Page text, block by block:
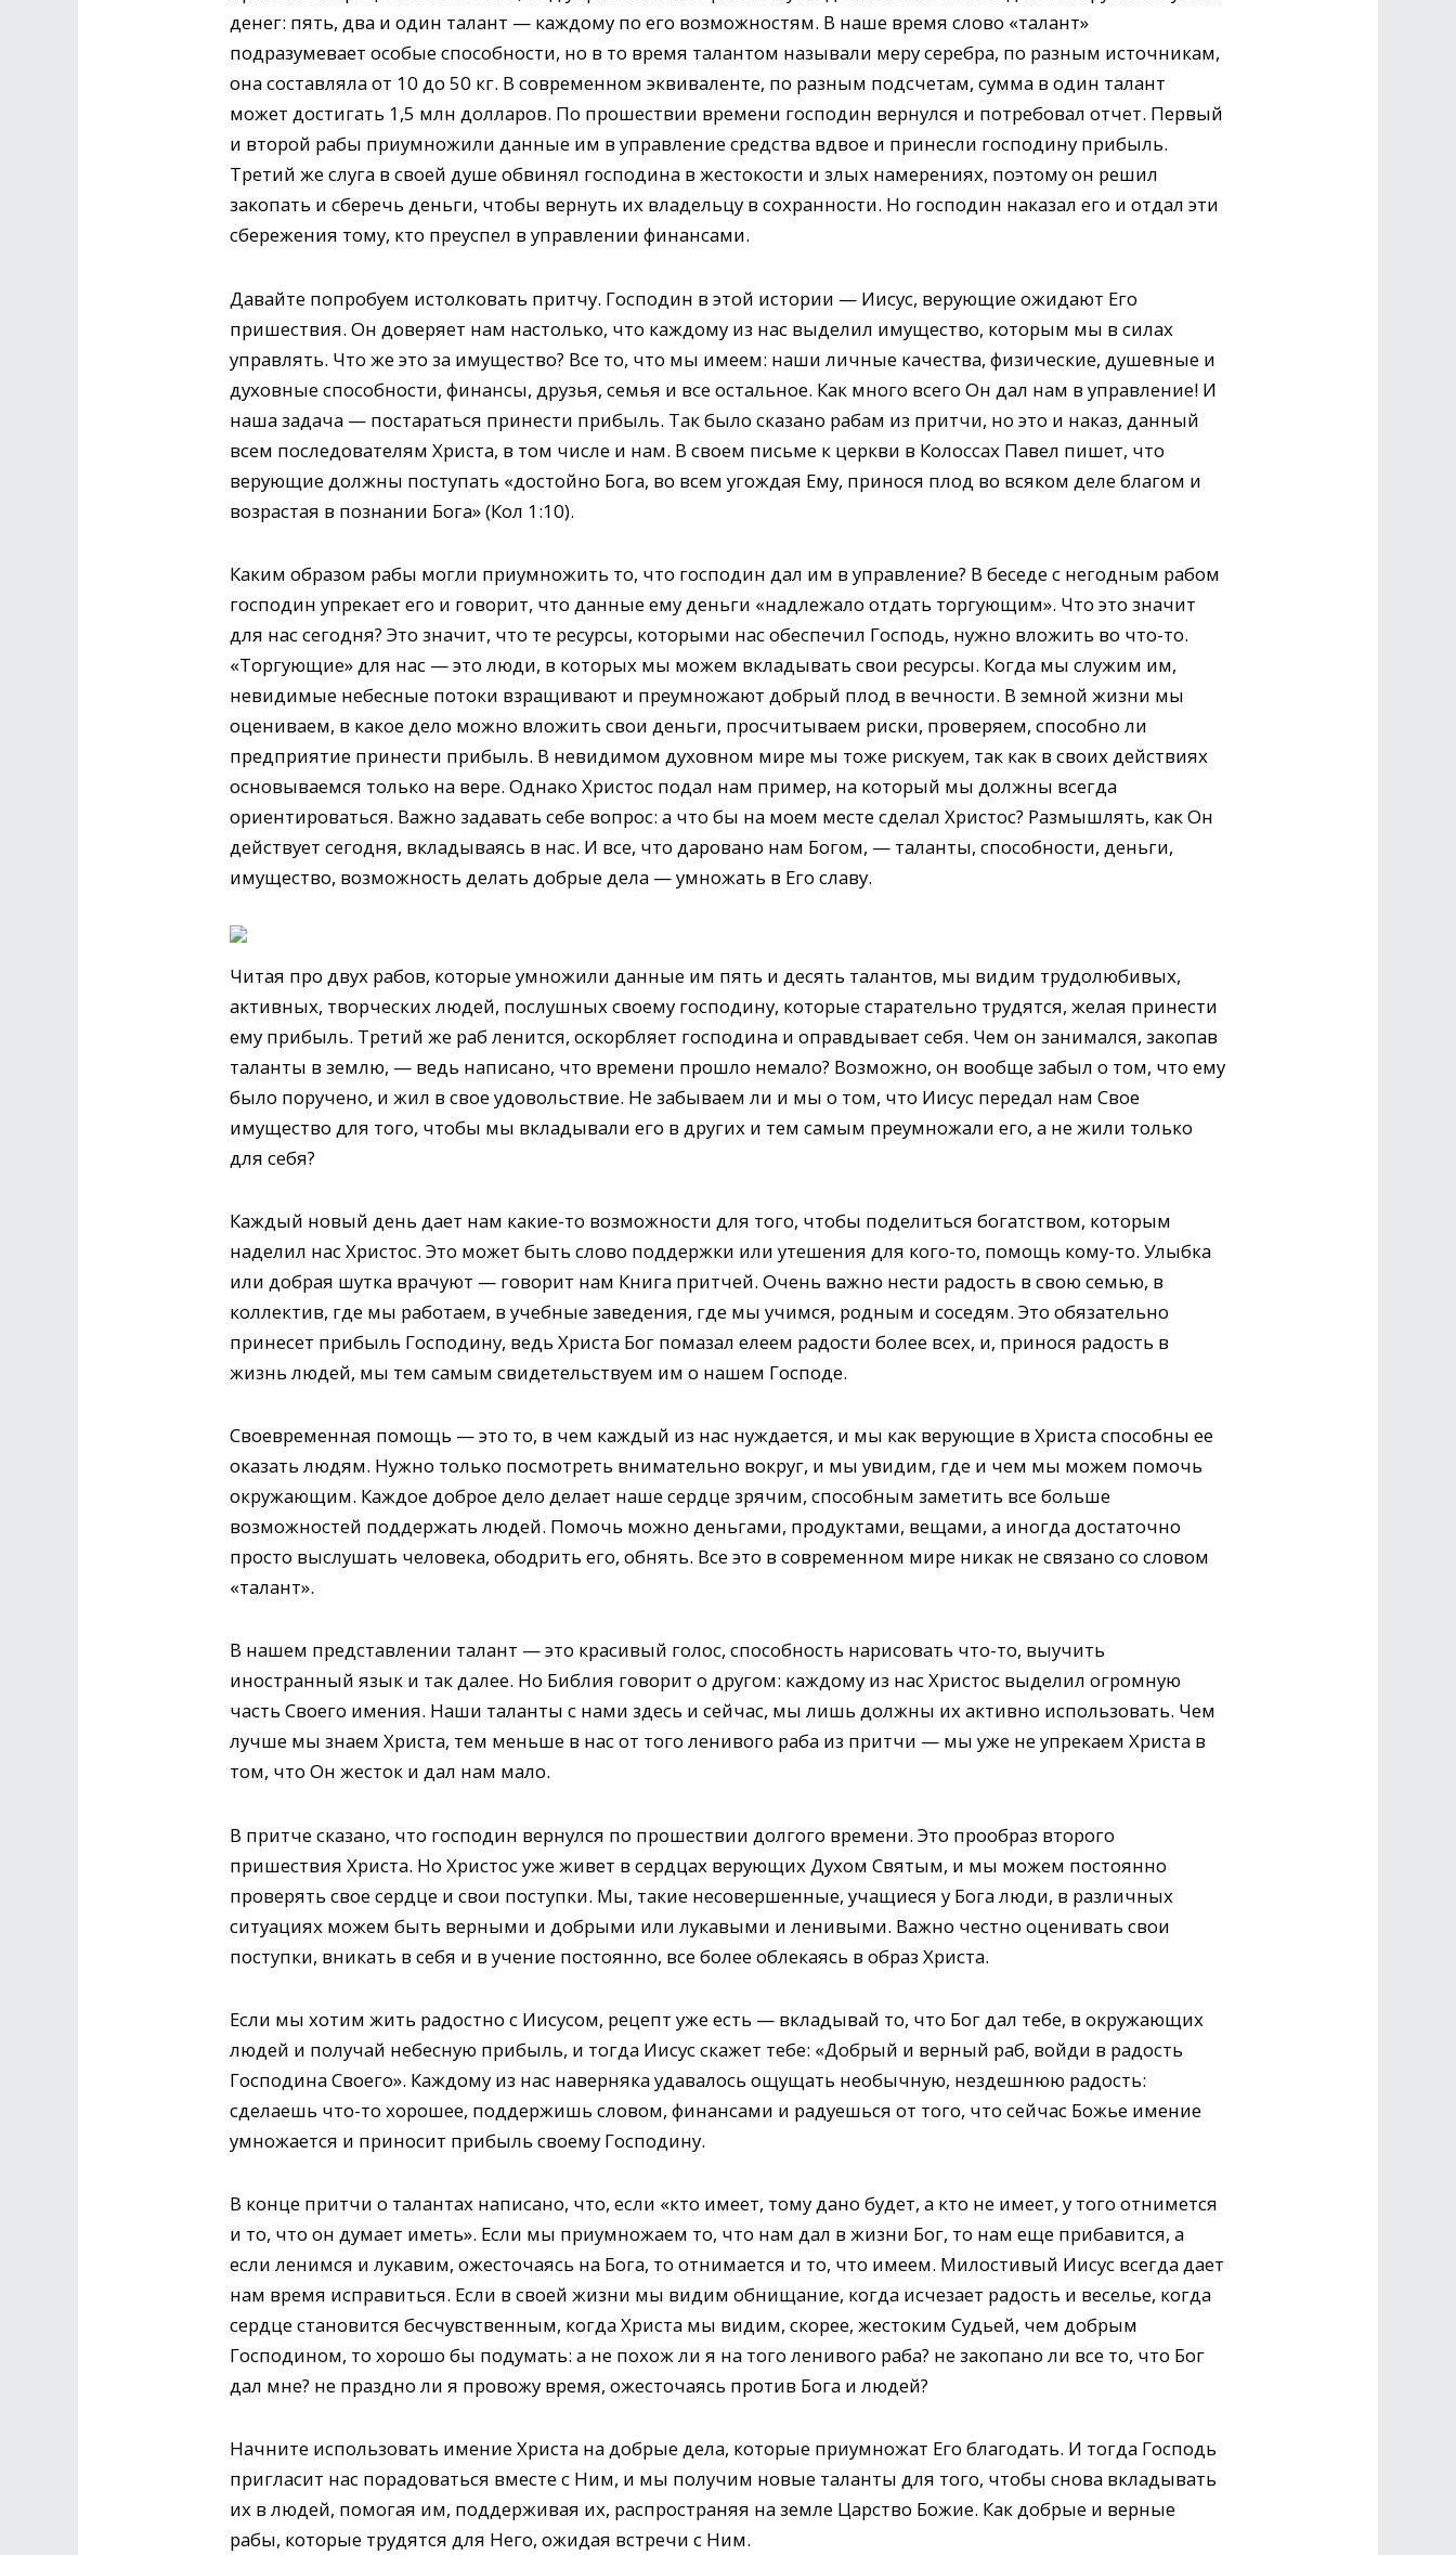
денег: пять, два и один талант — каждому по его возможностям. В наше время слово «талант»
подразумевает особые способности, но в то время талантом называли меру серебра, по разным источникам,
она составляла от 10 до 50 кг. В современном эквиваленте, по разным подсчетам, сумма в один талант
может достигать 1,5 млн долларов. По прошествии времени господин вернулся и потребовал отчет. Первый
и второй рабы приумножили данные им в управление средства вдвое и принесли господину прибыль.
Третий же слуга в своей душе обвинял господина в жестокости и злых намерениях, поэтому он решил
закопать и сберечь деньги, чтобы вернуть их владельцу в сохранности. Но господин наказал его и отдал эти
сбережения тому, кто преуспел в управлении финансами.
Давайте попробуем истолковать притчу. Господин в этой истории — Иисус, верующие ожидают Его
пришествия. Он доверяет нам настолько, что каждому из нас выделил имущество, которым мы в силах
управлять. Что же это за имущество? Все то, что мы имеем: наши личные качества, физические, душевные и
духовные способности, финансы, друзья, семья и все остальное. Как много всего Он дал нам в управление! И
наша задача — постараться принести прибыль. Так было сказано рабам из притчи, но это и наказ, данный
всем последователям Христа, в том числе и нам. В своем письме к церкви в Колоссах Павел пишет, что
верующие должны поступать «достойно Бога, во всем угождая Ему, принося плод во всяком деле благом и
возрастая в познании Бога» (Кол 1:10).
Каким образом рабы могли приумножить то, что господин дал им в управление? В беседе с негодным рабом
господин упрекает его и говорит, что данные ему деньги «надлежало отдать торгующим». Что это значит
для нас сегодня? Это значит, что те ресурсы, которыми нас обеспечил Господь, нужно вложить во что-то.
«Торгующие» для нас — это люди, в которых мы можем вкладывать свои ресурсы. Когда мы служим им,
невидимые небесные потоки взращивают и преумножают добрый плод в вечности. В земной жизни мы
оцениваем, в какое дело можно вложить свои деньги, просчитываем риски, проверяем, способно ли
предприятие принести прибыль. В невидимом духовном мире мы тоже рискуем, так как в своих действиях
основываемся только на вере. Однако Христос подал нам пример, на который мы должны всегда
ориентироваться. Важно задавать себе вопрос: а что бы на моем месте сделал Христос? Размышлять, как Он
действует сегодня, вкладываясь в нас. И все, что даровано нам Богом, — таланты, способности, деньги,
имущество, возможность делать добрые дела — умножать в Его славу.
Читая про двух рабов, которые умножили данные им пять и десять талантов, мы видим трудолюбивых,
активных, творческих людей, послушных своему господину, которые старательно трудятся, желая принести
ему прибыль. Третий же раб ленится, оскорбляет господина и оправдывает себя. Чем он занимался, закопав
таланты в землю, — ведь написано, что времени прошло немало? Возможно, он вообще забыл о том, что ему
было поручено, и жил в свое удовольствие. Не забываем ли и мы о том, что Иисус передал нам Свое
имущество для того, чтобы мы вкладывали его в других и тем самым преумножали его, а не жили только
для себя?
Каждый новый день дает нам ка­кие-то возможности для того, чтобы поделиться богатством, которым
наделил нас Христос. Это может быть слово поддержки или утешения для кого-то, помощь кому-то. Улыбка
или добрая шутка врачуют — говорит нам Книга притчей. Очень важно нести радость в свою семью, в
коллектив, где мы работаем, в учебные заведения, где мы учимся, родным и соседям. Это обязательно
принесет прибыль Господину, ведь Христа Бог помазал елеем радости более всех, и, принося радость в
жизнь людей, мы тем самым свидетельствуем им о нашем Господе.
Своевременная помощь — это то, в чем каждый из нас нуждается, и мы как верующие в Христа способны ее
оказать людям. Нужно только посмотреть внимательно вокруг, и мы увидим, где и чем мы можем помочь
окружающим. Каждое доброе дело делает наше сердце зрячим, способным заметить все больше
возможностей поддержать людей. Помочь можно деньгами, продуктами, вещами, а иногда достаточно
просто выслушать человека, ободрить его, обнять. Все это в современном мире никак не связано со словом
«талант».
В нашем представлении талант — это красивый голос, способность нарисовать что-то, выучить
иностранный язык и так далее. Но Библия говорит о другом: каж­дому из нас Христос выделил огромную
часть Своего имения. Наши таланты с нами здесь и сейчас, мы лишь должны их активно использовать. Чем
лучше мы знаем Христа, тем меньше в нас от того ленивого раба из притчи — мы уже не упрекаем Христа в
том, что Он жесток и дал нам мало.
В притче сказано, что господин вернулся по прошествии долгого времени. Это прообраз второго
пришествия Христа. Но Христос уже живет в сердцах верующих Духом Святым, и мы можем постоянно
проверять свое сердце и свои поступки. Мы, такие несовершенные, учащиеся у Бога люди, в различных
ситуациях можем быть верными и добрыми или лукавыми и ленивыми. Важно честно оценивать свои
поступки, вникать в себя и в учение постоянно, все более облекаясь в образ Христа.
Если мы хотим жить радостно с Иису­сом, рецепт уже есть — вкладывай то, что Бог дал тебе, в окружающих
людей и получай небесную прибыль, и тогда Иисус скажет тебе: «Добрый и верный раб, войди в радость
Господина Своего». Каждому из нас наверняка удавалось ощущать необычную, нездешнюю радость:
сделаешь что-то хорошее, поддержишь словом, финансами и радуешься от того, что сейчас Божье имение
умножается и приносит прибыль своему Господину.
В конце притчи о талантах написано, что, если «кто имеет, тому дано будет, а кто не имеет, у того отнимется
и то, что он думает иметь». Если мы приумножаем то, что нам дал в жизни Бог, то нам еще прибавится, а
если ленимся и лукавим, ожесточаясь на Бога, то отнимается и то, что имеем. Милостивый Иисус всегда дает
нам время исправиться. Если в своей жизни мы видим обнищание, когда исчезает радость и веселье, когда
сердце становится бесчувственным, когда Христа мы видим, скорее, жестоким Судьей, чем добрым
Господином, то хорошо бы подумать: а не похож ли я на того ленивого раба? не закопано ли все то, что Бог
дал мне? не праздно ли я провожу время, ожесточаясь против Бога и людей?
Начните использовать имение Христа на добрые дела, которые приумножат Его благодать. И тогда Господь
пригласит нас порадоваться вместе с Ним, и мы получим новые таланты для того, чтобы снова вкладывать
их в людей, помогая им, поддерживая их, распространяя на земле Царство Божие. Как добрые и верные
рабы, которые трудятся для Него, ожидая встречи с Ним.